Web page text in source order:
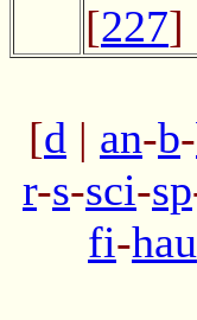
[227]
[d | an-b-
r-s-sci-sp
fi-hau